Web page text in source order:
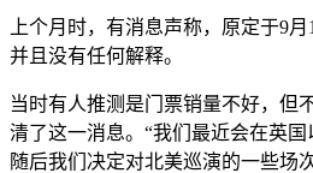
上个月时，有消息声称，原定于9
并且没有任何解释。
当时有人推测是门票销量不好，但
清了这一消息。“我们最近会在英国
随后我们决定对北美巡演的一些场